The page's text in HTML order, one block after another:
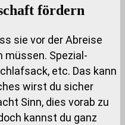
fördern
sie vor der Abreise
müssen. Spezial-
etc. Das kann
wirst du sicher
Sinn, dies vorab zu
kannst du ganz